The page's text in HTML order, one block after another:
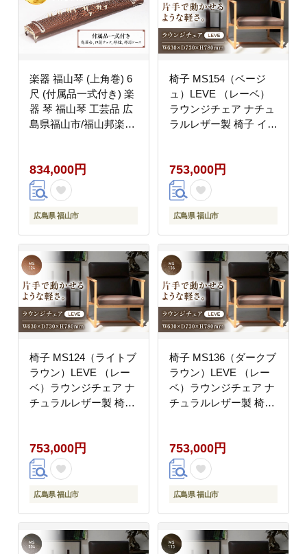
楽器 福山琴 (上角巻) 6
尺 (付属品一式付き) 楽
器 琴 福山琴 工芸品 広
島県福山市/福山邦楽器
834,000円
広島県 福山市
椅子 MS154（ベージ
ュ）LEVE （レーベ）
ラウンジチェア ナチュ
ラルレザー製 椅子 イス
県福山市/株式会社心石
工芸 [BABV012]
753,000円
広島県 福山市
椅子 MS124（ライトブ
ラウン）LEVE （レー
ベ）ラウンジチェア ナ
チュラルレザー製 椅子
広島県福山市/株式会社
心石工芸 [BABV013]
753,000円
広島県 福山市
椅子 MS136（ダークブ
ラウン）LEVE （レー
ベ）ラウンジチェア ナ
チュラルレザー製 椅子
広島県福山市/株式会社
心石工芸 [BABV014]
753,000円
広島県 福山市